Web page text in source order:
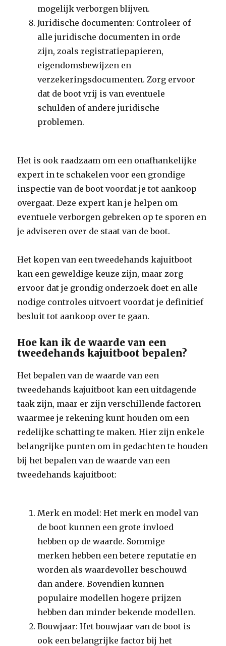
mogelijk verborgen blijven.
Juridische documenten: Controleer of
alle juridische documenten in orde
zijn, zoals registratiepapieren,
eigendomsbewijzen en
verzekeringsdocumenten. Zorg ervoor
dat de boot vrij is van eventuele
schulden of andere juridische
problemen.
Het is ook raadzaam om een onafhankelijke
expert in te schakelen voor een grondige
inspectie van de boot voordat je tot aankoop
overgaat. Deze expert kan je helpen om
eventuele verborgen gebreken op te sporen en
je adviseren over de staat van de boot.
Het kopen van een tweedehands kajuitboot
kan een geweldige keuze zijn, maar zorg
ervoor dat je grondig onderzoek doet en alle
nodige controles uitvoert voordat je definitief
besluit tot aankoop over te gaan.
Hoe kan ik de waarde van een
tweedehands kajuitboot bepalen?
Het bepalen van de waarde van een
tweedehands kajuitboot kan een uitdagende
taak zijn, maar er zijn verschillende factoren
waarmee je rekening kunt houden om een
redelijke schatting te maken. Hier zijn enkele
belangrijke punten om in gedachten te houden
bij het bepalen van de waarde van een
tweedehands kajuitboot:
Merk en model: Het merk en model van
de boot kunnen een grote invloed
hebben op de waarde. Sommige
merken hebben een betere reputatie en
worden als waardevoller beschouwd
dan andere. Bovendien kunnen
populaire modellen hogere prijzen
hebben dan minder bekende modellen.
Bouwjaar: Het bouwjaar van de boot is
ook een belangrijke factor bij het